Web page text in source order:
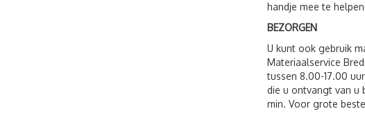
handje mee te
BEZORGEN
U kunt ook gebruik
Materiaalservice
tussen 8.00-17.00
die u ontvangt van u
min. Voor grote